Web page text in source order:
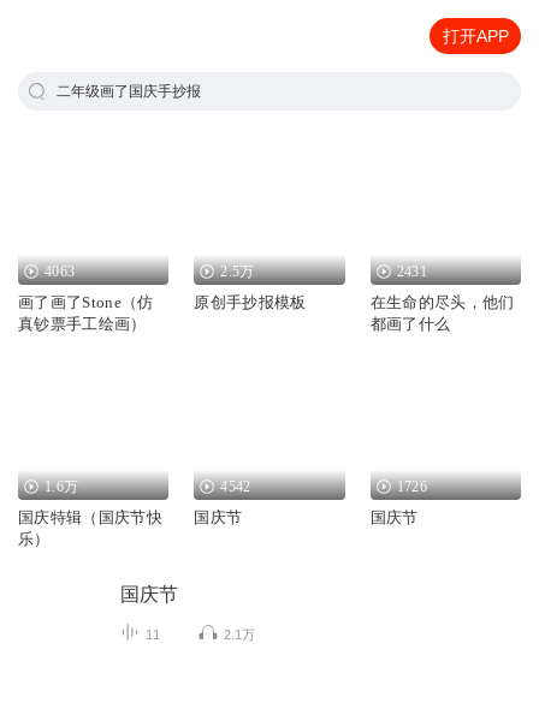
打开APP
二年级画了国庆手抄报
4063
画了画了Stone（仿
真钞票手工绘画）
2.5万
原创手抄报模板
2431
在生命的尽头，他们
都画了什么
1.6万
国庆特辑（国庆节快
乐）
4542
国庆节
1726
国庆节
国庆节
11 2.1万